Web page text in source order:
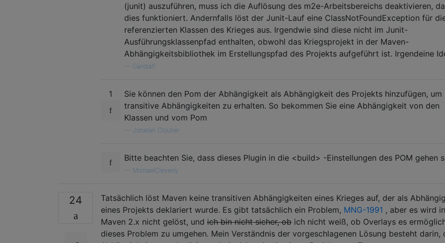
(junit) auszuführen, muss ich die Auflösung des m2e-Arbeitsbereichs deaktivieren,
dies funktioniert. Andernfalls löst der Junit-Lauf eine ClassNotFoundException für
referenzierten Klassen des Krieges aus. Irgendwie sind diese nicht im Junit-
Ausführungsklassenpfad enthalten, obwohl das Kriegsprojekt in der Maven-
Abhängigkeitsbibliothek im Erstellungspfad des Projekts aufgeführt ist. Irgendeine
Gandalf
1
Sie können den Pom der Abhängigkeit als Abhängigkeit des Projekts hinzufügen, um
transitive Abhängigkeiten zu erhalten. So bekommen Sie eine Abhängigkeit von den
Klassen und vom Pom
Jonatan Cloutier
Bitte beachten Sie, dass dieses Plugin in die <build> -Einstellungen des POM gehen
MichaelCleverly
24
Tatsächlich löst Maven keine transitiven Abhängigkeiten eines Krieges auf, der als
eines Projekts deklariert wurde. Es gibt tatsächlich ein Problem, MNG-1991 , aber es wird in
Maven 2.x nicht gelöst, und ich bin nicht sicher, ob ich nicht weiß, ob Overlays es
dieses Problem zu umgehen. Mein Verständnis der vorgeschlagenen Lösung besteht darin,